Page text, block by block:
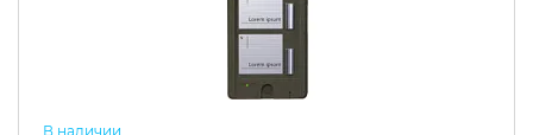
В наличии